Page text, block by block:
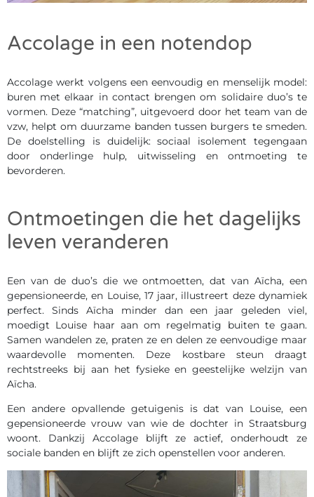
Accolage in een notendop
Accolage werkt volgens een eenvoudig en menselijk model:
buren met elkaar in contact brengen om solidaire duo’s te
vormen. Deze “matching”, uitgevoerd door het team van de
vzw, helpt om duurzame banden tussen burgers te smeden.
De doelstelling is duidelijk: sociaal isolement tegengaan
door onderlinge hulp, uitwisseling en ontmoeting te
bevorderen.
Ontmoetingen die het dagelijks
leven veranderen
Een van de duo’s die we ontmoetten, dat van Aïcha, een
gepensioneerde, en Louise, 17 jaar, illustreert deze dynamiek
perfect. Sinds Aïcha minder dan een jaar geleden viel,
moedigt Louise haar aan om regelmatig buiten te gaan.
Samen wandelen ze, praten ze en delen ze eenvoudige maar
waardevolle momenten. Deze kostbare steun draagt
rechtstreeks bij aan het fysieke en geestelijke welzijn van
Aïcha.
Een andere opvallende getuigenis is dat van Louise, een
gepensioneerde vrouw van wie de dochter in Straatsburg
woont. Dankzij Accolage blijft ze actief, onderhoudt ze
sociale banden en blijft ze zich openstellen voor anderen.